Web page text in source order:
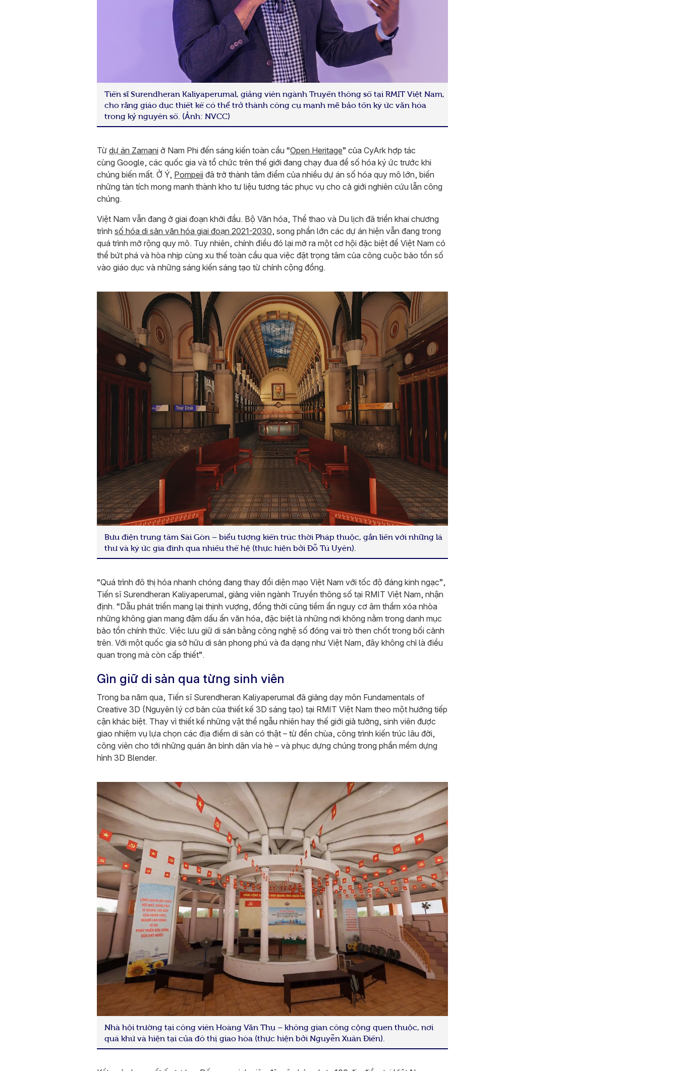
Tiến sĩ Surendheran Kaliyaperumal, giảng viên ngành Truyền thông số tại RMIT Việt Nam,
cho rằng giáo dục thiết kế có thể trở thành công cụ mạnh mẽ bảo tồn ký ức văn hóa
trong kỷ nguyên số. (Ảnh: NVCC)
Từ dự án Zamani ở Nam Phi đến sáng kiến toàn cầu “Open Heritage” của CyArk hợp tác
cùng Google, các quốc gia và tổ chức trên thế giới đang chạy đua để số hóa ký ức trước khi
chúng biến mất. Ở Ý, Pompeii đã trở thành tâm điểm của nhiều dự án số hóa quy mô lớn, biến
những tàn tích mong manh thành kho tư liệu tương tác phục vụ cho cả giới nghiên cứu lẫn công
chúng.
Việt Nam vẫn đang ở giai đoạn khởi đầu. Bộ Văn hóa, Thể thao và Du lịch đã triển khai chương
trình số hóa di sản văn hóa giai đoạn 2021-2030, song phần lớn các dự án hiện vẫn đang trong
quá trình mở rộng quy mô. Tuy nhiên, chính điều đó lại mở ra một cơ hội đặc biệt để Việt Nam có
thể bứt phá và hòa nhịp cùng xu thế toàn cầu qua việc đặt trọng tâm của công cuộc bảo tồn số
vào giáo dục và những sáng kiến sáng tạo từ chính cộng đồng.
Bưu điện trung tâm Sài Gòn – biểu tượng kiến trúc thời Pháp thuộc, gắn liền với những lá
thư và ký ức gia đình qua nhiều thế hệ (thực hiện bởi Đỗ Tú Uyên).
“Quá trình đô thị hóa nhanh chóng đang thay đổi diện mạo Việt Nam với tốc độ đáng kinh ngạc”,
Tiến sĩ Surendheran Kaliyaperumal, giảng viên ngành Truyền thông số tại RMIT Việt Nam, nhận
định. “Dẫu phát triển mang lại thịnh vượng, đồng thời cũng tiềm ẩn nguy cơ âm thầm xóa nhòa
những không gian mang đậm dấu ấn văn hóa, đặc biệt là những nơi không nằm trong danh mục
bảo tồn chính thức. Việc lưu giữ di sản bằng công nghệ số đóng vai trò then chốt trong bối cảnh
trên. Với một quốc gia sở hữu di sản phong phú và đa dạng như Việt Nam, đây không chỉ là điều
quan trọng mà còn cấp thiết”.
Gìn giữ di sản qua từng sinh viên
Trong ba năm qua, Tiến sĩ Surendheran Kaliyaperumal đã giảng dạy môn Fundamentals of
Creative 3D (Nguyên lý cơ bản của thiết kế 3D sáng tạo) tại RMIT Việt Nam theo một hướng tiếp
cận khác biệt. Thay vì thiết kế những vật thể ngẫu nhiên hay thế giới giả tưởng, sinh viên được
giao nhiệm vụ lựa chọn các địa điểm di sản có thật – từ đền chùa, công trình kiến trúc lâu đời,
công viên cho tới những quán ăn bình dân vỉa hè – và phục dựng chúng trong phần mềm dựng
hình 3D Blender.
Nhà hội trường tại công viên Hoàng Văn Thụ – không gian công cộng quen thuộc, nơi
quá khứ và hiện tại của đô thị giao hòa (thực hiện bởi Nguyễn Xuân Điền).